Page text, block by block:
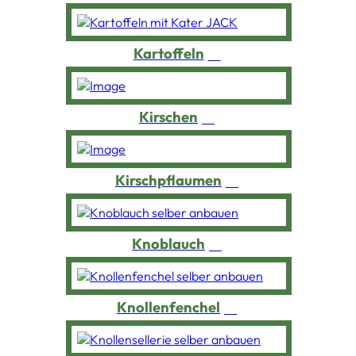
Kartoffeln
Kirschen
Kirschpflaumen
Knoblauch
Knollenfenchel